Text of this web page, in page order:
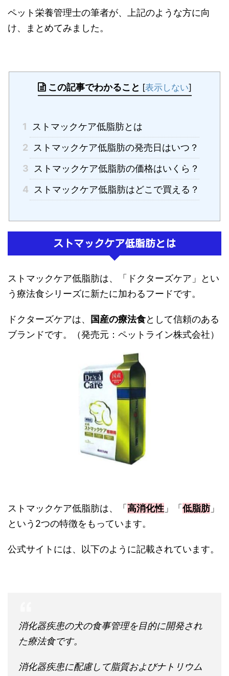
ペット栄養管理士の筆者が、上記のような方に向
け、まとめてみました。
この記事でわかること [表示しない]
1
ストマックケア低脂肪とは
2
ストマックケア低脂肪の発売日はいつ？
3
ストマックケア低脂肪の価格はいくら？
4
ストマックケア低脂肪はどこで買える？
ストマックケア低脂肪とは
ストマックケア低脂肪は、「ドクターズケア」とい
う療法食シリーズに新たに加わるフードです。
ドクターズケアは、 国産の療法食として信頼のある
ブランドです。（発売元：ペットライン株式会社）
ストマックケア低脂肪は、「高消化性 」「低脂肪」
という2つの特徴をもっています。
公式サイトには、以下のように記載されています。
消化器疾患の犬の食事管理を目的に開発され
た療法食です。
消化器疾患に配慮して脂質およびナトリウム